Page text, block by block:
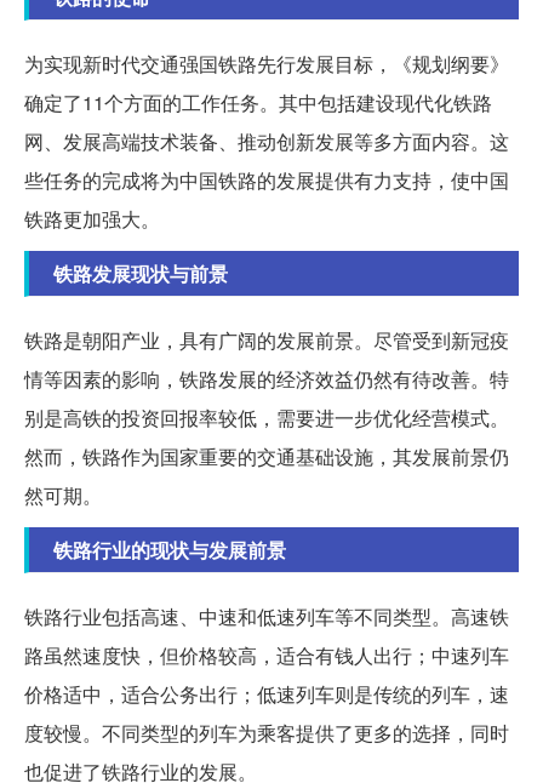
为实现新时代交通强国铁路先行发展目标，《规划纲要》
确定了11个方面的工作任务。其中包括建设现代化铁路
网、发展高端技术装备、推动创新发展等多方面内容。这
些任务的完成将为中国铁路的发展提供有力支持，使中国
铁路更加强大。
铁路发展现状与前景
铁路是朝阳产业，具有广阔的发展前景。尽管受到新冠疫
情等因素的影响，铁路发展的经济效益仍然有待改善。特
别是高铁的投资回报率较低，需要进一步优化经营模式。
然而，铁路作为国家重要的交通基础设施，其发展前景仍
然可期。
铁路行业的现状与发展前景
铁路行业包括高速、中速和低速列车等不同类型。高速铁
路虽然速度快，但价格较高，适合有钱人出行；中速列车
价格适中，适合公务出行；低速列车则是传统的列车，速
度较慢。不同类型的列车为乘客提供了更多的选择，同时
也促进了铁路行业的发展。